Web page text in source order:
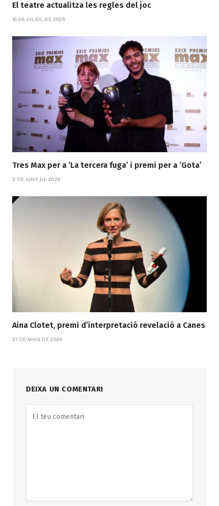
El teatre actualitza les regles del joc
16 DE JULIOL DE 2026
Tres Max per a ‘La tercera fuga’ i premi per a ‘Gota’
2 DE JUNY DE 2026
Aina Clotet, premi d’interpretació revelació a Canes
21 DE MAIG DE 2026
DEIXA UN COMENTARI